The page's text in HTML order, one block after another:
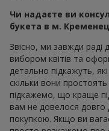
Чи надаєте ви
букета в м.
Звісно, ми завжди раді
вибором квітів та
детально підкажуть,
скільки вони
підкажемо, що краще
вам не довелося довго
покупкою. Якщо ви